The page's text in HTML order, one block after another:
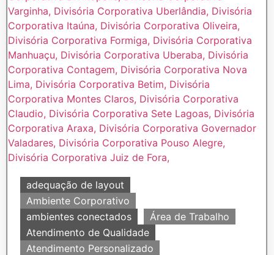
adequação de layout
Ambiente Corporativo
ambientes conectados
Área de Trabalho
Atendimento de Qualidade
Atendimento Personalizado